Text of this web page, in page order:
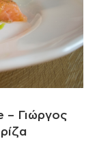
– Γιώργος